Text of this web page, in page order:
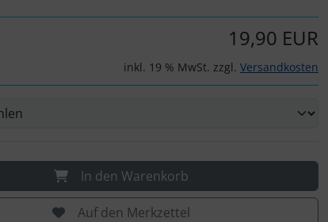
19,90 EUR
inkl. 19 % MwSt. zzgl. Versandkosten
In den Warenkorb
Auf den Merkzettel